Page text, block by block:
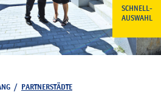
SCHNELL-
AUSWAHL
/ PARTNERSTÄDTE